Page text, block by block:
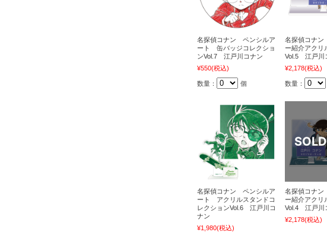
名探偵コナン ペンシルア
ート 缶バッジコレクショ
ンVol.7 江戸川コナン
¥550(税込)
数量： 個
名探偵コナ
ー紹介アクリ
Vol.5 江戸川
¥2,178(税込)
数量：
名探偵コナン ペンシルア
ート アクリルスタンドコ
レクションVol.6 江戸川コ
ナン
¥1,980(税込)
名探偵コナ
ー紹介アクリ
Vol.4 江戸川
¥2,178(税込)